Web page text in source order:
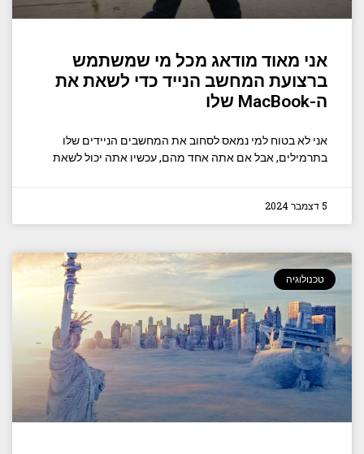
אני מאוד מודאג מכל מי שמשתמש
ברצועת המחשב הנייד כדי לשאת את
ה-MacBook שלו
אני לא בטוח למי נמאס לסחוב את המחשבים הניידים שלו
בתרמילים, אבל אם אתה אחד מהם, עכשיו אתה יכול לשאת
5 דצמבר 2024
טכנולוגיה